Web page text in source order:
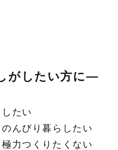
がしたい方に―
たい
んびり暮らしたい
力つくりたくない